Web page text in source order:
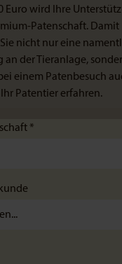
Euro wird Ihre
Patenschaft. Damit
nicht nur eine
an der Tieranlage,
einem Patenbesuch
Patentier erfahren.
*